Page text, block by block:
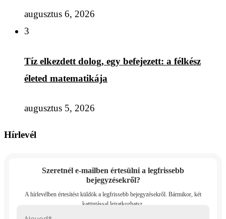
augusztus 6, 2026
3
Tíz elkezdett dolog, egy befejezett: a félkész
életed matematikája
augusztus 5, 2026
Hírlevél
Szeretnél e-mailben értesülni a legfrissebb
bejegyzésekről?